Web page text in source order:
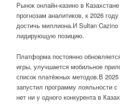
Рынок онлайн-казино в
прогнозам аналитиков, к 2026
достичь миллиона.И Sultan
лидирующую позицию.
Платформа постоянно
игры, улучшается мобильное
список платёжных методов.В
запустил программу лояльности
нет ни у одного конкурента в